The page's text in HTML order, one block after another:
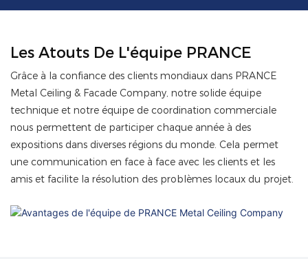
Les Atouts De L'équipe PRANCE
Grâce à la confiance des clients mondiaux dans PRANCE
Metal Ceiling & Facade Company, notre solide équipe
technique et notre équipe de coordination commerciale
nous permettent de participer chaque année à des
expositions dans diverses régions du monde. Cela permet
une communication en face à face avec les clients et les
amis et facilite la résolution des problèmes locaux du projet.